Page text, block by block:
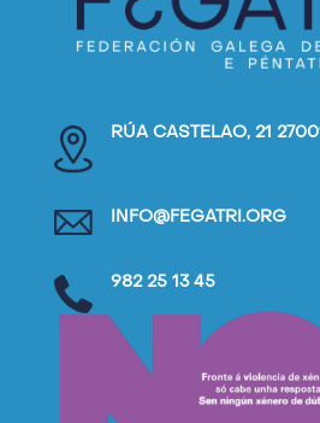
RÚA CASTELAO, 21
INFO@FEGATRI.ORG
982 25 13 45